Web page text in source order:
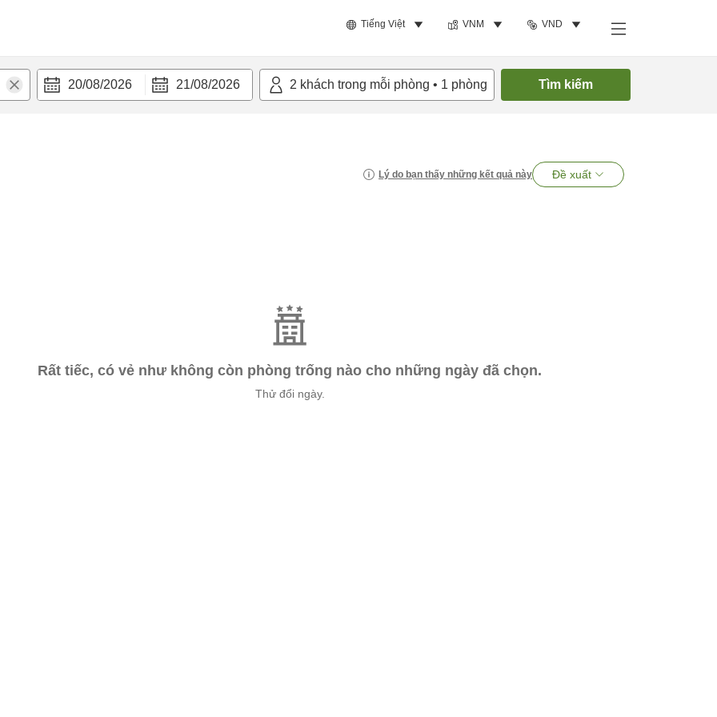
Tiếng Việt VNM VND
20/08/2026 21/08/2026 2 khách trong mỗi phòng • 1 phòng Tìm kiếm
Lý do bạn thấy những kết quả này Đề xuất
Rất tiếc, có vẻ như không còn phòng trống nào cho những ngày đã chọn.
Thử đổi ngày.